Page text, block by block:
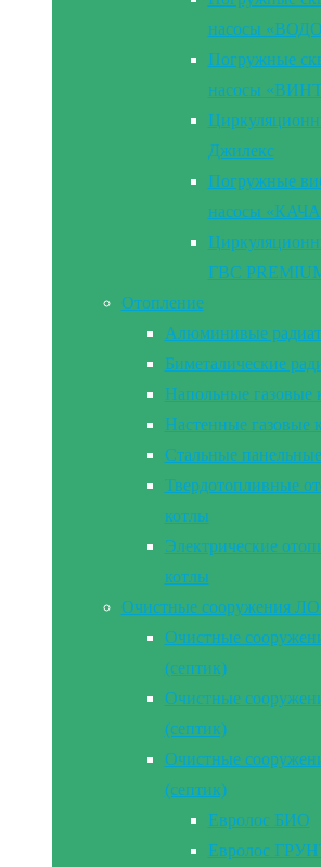
насосы
Погружные
насосы
Джилекс
Погружные
насосы
ГВС
Отопление
Алюминивые
Биметалические
Напольные газовые
Настенные газовые
Стальные
Твердотопливные
котлы
Электрические
котлы
Очистные сооружения
Очистные
(септик)
Очистные
(септик)
Очистные
(септик)
Евролос БИО
Евролос